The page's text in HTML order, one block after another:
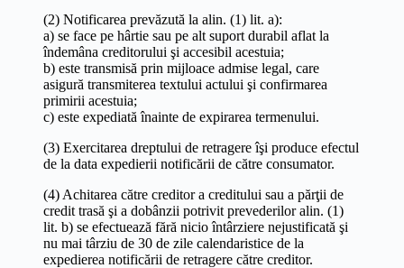
(2) Notificarea prevăzută la alin. (1) lit. a):
a) se face pe hârtie sau pe alt suport durabil aflat la
îndemâna creditorului şi accesibil acestuia;
b) este transmisă prin mijloace admise legal, care
asigură transmiterea textului actului şi confirmarea
primirii acestuia;
c) este expediată înainte de expirarea termenului.
(3) Exercitarea dreptului de retragere îşi produce efectul
de la data expedierii notificării de către consumator.
(4) Achitarea către creditor a creditului sau a părţii de
credit trasă şi a dobânzii potrivit prevederilor alin. (1)
lit. b) se efectuează fără nicio întârziere nejustificată şi
nu mai târziu de 30 de zile calendaristice de la
expedierea notificării de retragere către creditor.